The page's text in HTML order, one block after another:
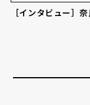
［インタビュー］